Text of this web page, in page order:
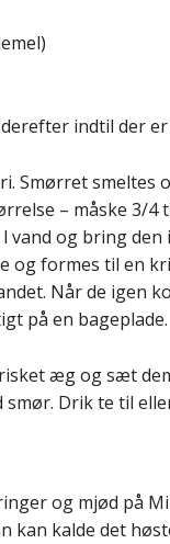
indtil der er
Smørret smeltes
– måske 3/4
vand og bring
og formes til en
Når de igen
på en bageplade.
æg og sæt
Drik te til
og mjød på
kan kalde det